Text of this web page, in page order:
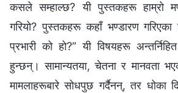
कसले सम्हाल्छ? यी पुस्तकहरू हाम्रो
गरियो? पुस्तकहरू कहाँ भण्डारण गरिएका
प्रभारी को हो?” यी विषयहरू
हुन्छन्। सामान्यतया, चेतना र मानवता
मामलाहरूबारे सोधपुछ गर्दैनन्, तर धोका